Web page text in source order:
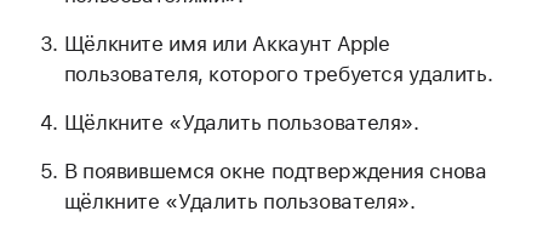
Щёлкните имя или Аккаунт Apple
пользователя, которого требуется удалить.
Щёлкните «Удалить пользователя».
В появившемся окне подтверждения снова
щёлкните «Удалить пользователя».